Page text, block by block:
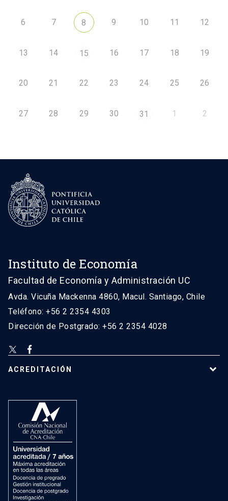
6 7 8 9 10 11 12
13 14 15 16 17 18 19
20 21 22 23 24 25 26
27 28 29 30 31 1 2
Instituto de Economía
Facultad de Economía y Administración UC
Avda. Vicuña Mackenna 4860, Macul. Santiago, Chile
Teléfono: +56 2 2354 4303
Dirección de Postgrado: +56 2 2354 4028
ACREDITACIÓN